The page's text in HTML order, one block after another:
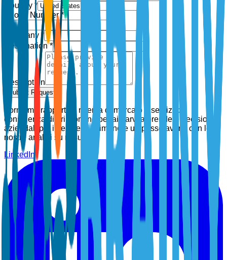
Country *
Phone Number *
Company *
Designation *
Description
Submit Request
Forniamo rapporti di ricerca di mercato e servizi di
consulenza di prim'ordine per aiutarvi a prendere decisioni
aziendali più intelligenti. Rimanete un passo avanti con le
nostre analisi su misura.
LinkedIn